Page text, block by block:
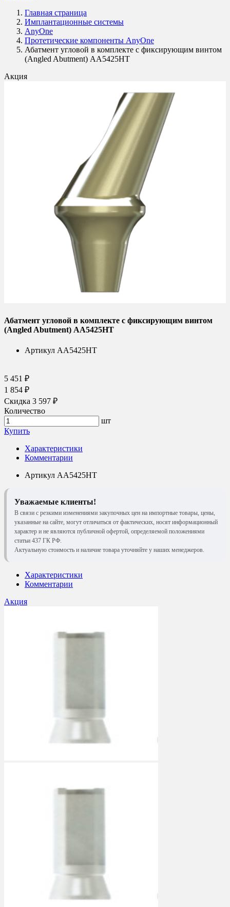
Главная страница
Имплантационные системы
AnyOne
Протетические компоненты AnyOne
Абатмент угловой в комплекте с фиксирующим винтом
(Angled Abutment) AA5425HT
Акция
Абатмент угловой в комплекте с фиксирующим винтом
(Angled Abutment) AA5425HT
Артикул AA5425HT
5 451 ₽
1 854 ₽
Скидка 3 597 ₽
Количество
шт
Купить
Характеристики
Комментарии
Артикул AA5425HT
Уважаемые клиенты!
В связи с резкими изменениями закупочных цен на импортные товары, цены,
указанные на сайте, могут отличаться от фактических, носят информационный
характер и не являются публичной офертой, определяемой положениями
статьи 437 ГК РФ.
Актуальную стоимость и наличие товара уточняйте у наших менеджеров.
Характеристики
Комментарии
Акция